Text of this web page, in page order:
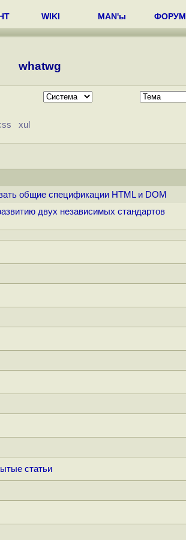
WIKI MAN'ы ФОРУМ
whatwg
xul
общие спецификации HTML и DOM
двух независимых стандартов
статьи